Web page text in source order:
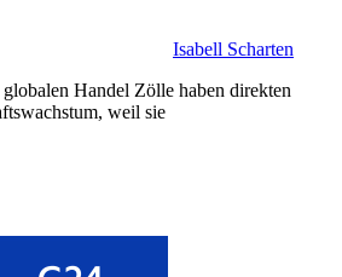
Isabell Scharten
Handel Zölle haben direkten
weil sie